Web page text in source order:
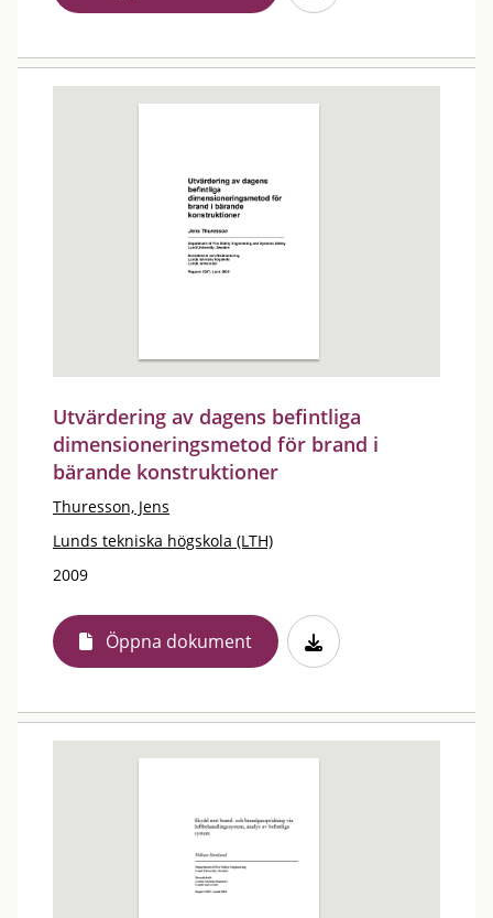
Utvärdering av dagens befintliga
dimensioneringsmetod för brand i
bärande konstruktioner
Thuresson, Jens
Lunds tekniska högskola (LTH)
2009
Öppna dokument